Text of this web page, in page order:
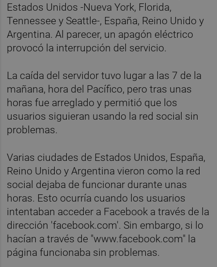
Estados Unidos -Nueva York, Florida,
Tennessee y Seattle-, España, Reino Unido y
Argentina. Al parecer, un apagón eléctrico
provocó la interrupción del servicio.
La caída del servidor tuvo lugar a las 7 de la
mañana, hora del Pacífico, pero tras unas
horas fue arreglado y permitió que los
usuarios siguieran usando la red social sin
problemas.
Varias ciudades de Estados Unidos, España,
Reino Unido y Argentina vieron como la red
social dejaba de funcionar durante unas
horas. Esto ocurría cuando los usuarios
intentaban acceder a Facebook a través de la
dirección 'facebook.com'. Sin embargo, si lo
hacían a través de "www.facebook.com" la
página funcionaba sin problemas.